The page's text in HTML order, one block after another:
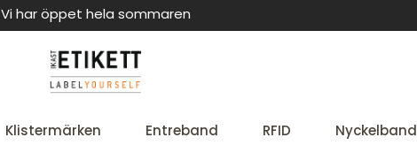
Vi har öppet hela sommaren
Klistermärken Entreband RFID Nyckelband